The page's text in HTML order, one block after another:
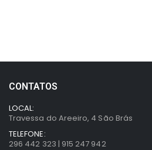
CONTATOS
LOCAL:
Travessa do Areeiro, 4 São Brás
TELEFONE:
296 442 323 | 915 247 942